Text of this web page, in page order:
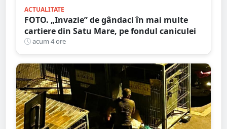
ACTUALITATE
FOTO. „Invazie” de gândaci în mai multe
cartiere din Satu Mare, pe fondul caniculei
acum 4 ore